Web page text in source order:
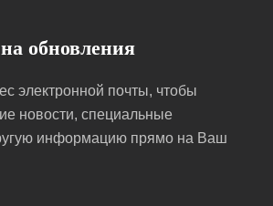
обновления
электронной почты, чтобы
новости, специальные
информацию прямо на Ваш